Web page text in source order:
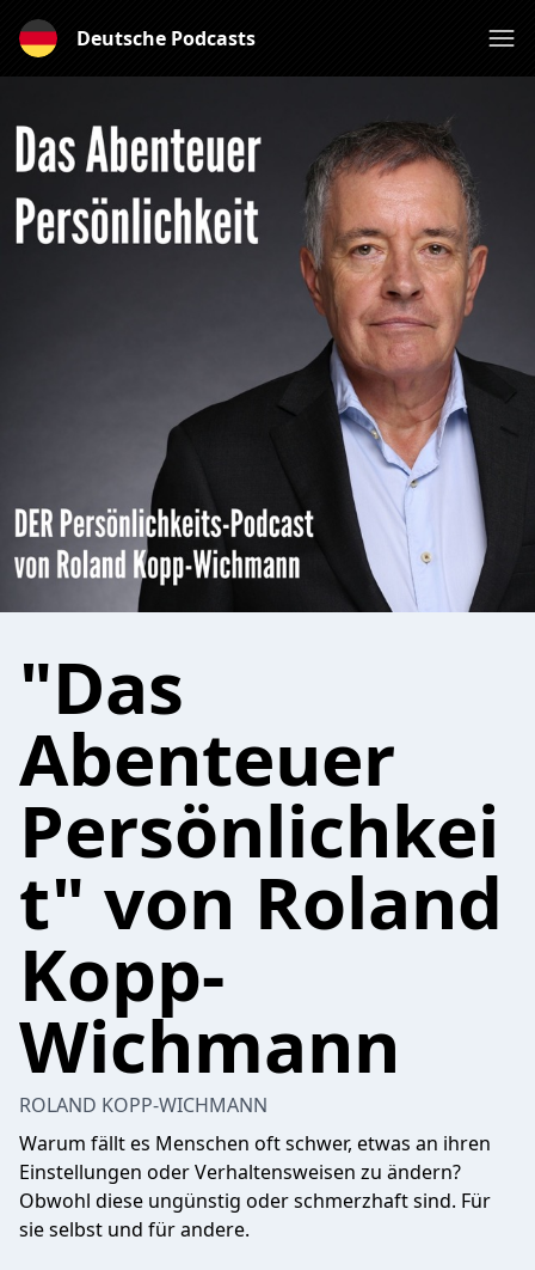
Deutsche Podcasts
"Das
Abenteuer
Persönlichkei
t" von Roland
Kopp-
Wichmann
ROLAND KOPP-WICHMANN
Warum fällt es Menschen oft schwer, etwas an ihren
Einstellungen oder Verhaltensweisen zu ändern?
Obwohl diese ungünstig oder schmerzhaft sind. Für
sie selbst und für andere.